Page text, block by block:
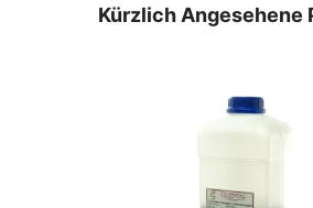
Kürzlich Angesehene